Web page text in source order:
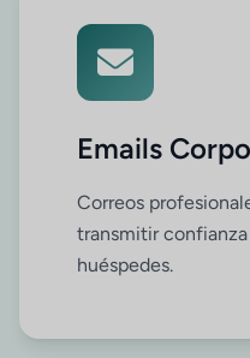
Emails
Correos
transmitir
huéspedes.